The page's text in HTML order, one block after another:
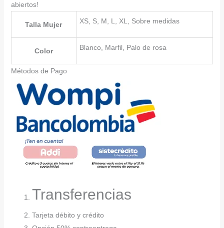
abiertos!
Talla Mujer XS, S, M, L, XL, Sobre medidas
Color Blanco, Marfil, Palo de rosa
Métodos de Pago
Transferencias
Tarjeta débito y crédito